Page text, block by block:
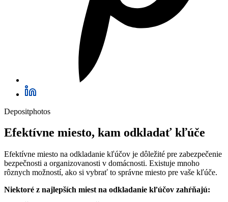
Depositphotos
Efektívne miesto, kam odkladať kľúče
Efektívne miesto na odkladanie kľúčov je dôležité pre zabezpečenie
bezpečnosti a organizovanosti v domácnosti. Existuje mnoho
rôznych možností, ako si vybrať to správne miesto pre vaše kľúče.
Niektoré z najlepších miest na odkladanie kľúčov zahŕňajú: